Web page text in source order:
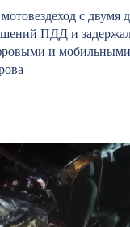
с двумя
ПДД и
и мобильными